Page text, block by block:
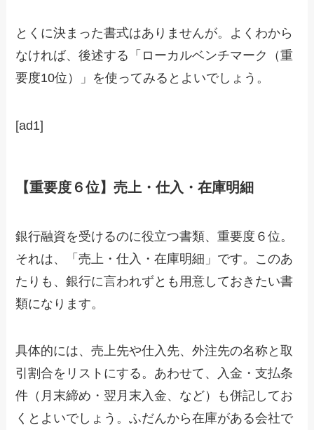
とくに決まった書式はありませんが。よくわから
なければ、後述する「ローカルベンチマーク（重
要度10位）」を使ってみるとよいでしょう。
[ad1]
【重要度６位】売上・仕入・在庫明細
銀行融資を受けるのに役立つ書類、重要度６位。
それは、「売上・仕入・在庫明細」です。このあ
たりも、銀行に言われずとも用意しておきたい書
類になります。
具体的には、売上先や仕入先、外注先の名称と取
引割合をリストにする。あわせて、入金・支払条
件（月末締め・翌月末入金、など）も併記してお
くとよいでしょう。ふだんから在庫がある会社で